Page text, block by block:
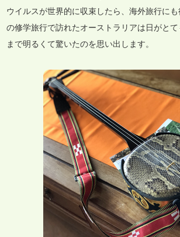
ウイルスが世界的に収束したら、海外旅行に
の修学旅行で訪れたオーストラリアは日がと
まで明るくて驚いたのを思い出します。